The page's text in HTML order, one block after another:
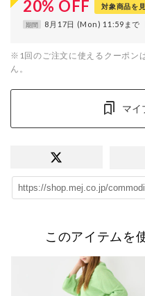
20% OFF 対象商品を
期間 8月17日 (Mon) 11:59まで
※1回のご注文に使えるクーポン
ん。
マイ
このアイテムを